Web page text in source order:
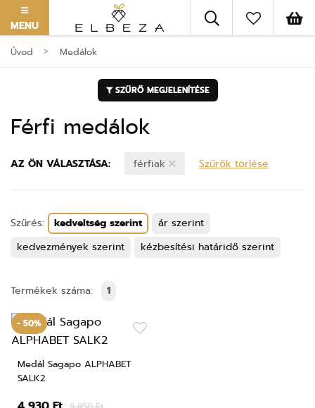
MENU
Úvod Medálok
SZŰRŐ MEGJELENÍTÉSE
Férfi medálok
AZ ÖN VÁLASZTÁSA: férfiak Szűrők törlése
Szűrés: kedveltség szerint
ár szerint
kedvezmények szerint
kézbesítési határidő szerint
Termékek száma: 1
- 50%
Medál Sagapo ALPHABET
SALK2